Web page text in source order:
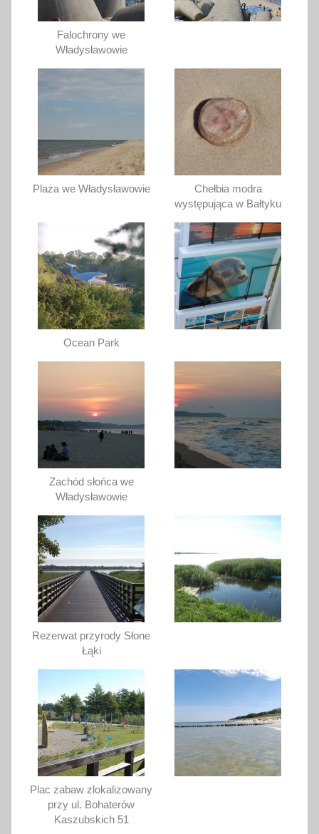
Falochrony we
Władysławowie
Plaża we Władysławowie
Chełbia modra
występująca w Bałtyku
Ocean Park
Zachód słońca we
Władysławowie
Rezerwat przyrody Słone
Łąki
Plac zabaw zlokalizowany
przy ul. Bohaterów
Kaszubskich 51